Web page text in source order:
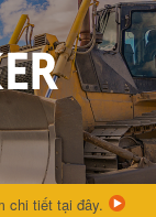
chi tiết tại đây.